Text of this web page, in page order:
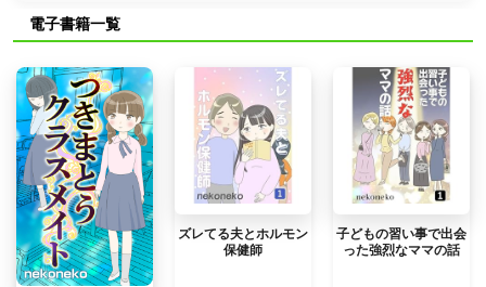
電子書籍一覧
ズレてる夫とホルモン
保健師
子どもの習い事で出会
った強烈なママの話